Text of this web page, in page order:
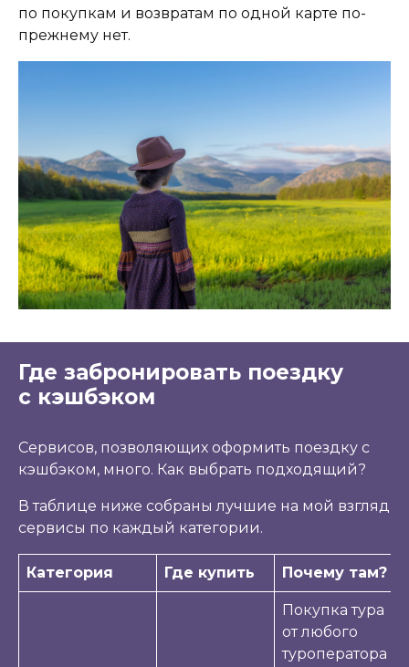
по покупкам и возвратам по одной карте по-
прежнему нет.
Где забронировать поездку
с кэшбэком
Сервисов, позволяющих оформить поездку с
кэшбэком, много. Как выбрать подходящий?
В таблице ниже собраны лучшие на мой взгляд
сервисы по каждый категории.
Категория Где купить Почему там?
Покупка тура
от любого
туроператора